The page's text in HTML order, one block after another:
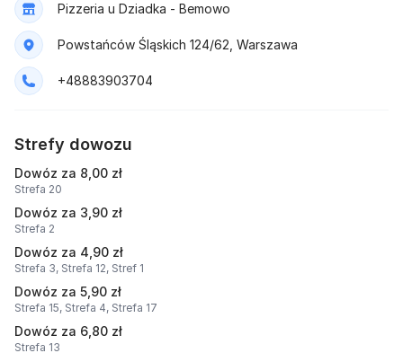
Pizzeria u Dziadka - Bemowo
Powstańców Śląskich 124/62, Warszawa
+48883903704
Strefy dowozu
Dowóz za 8,00 zł
Strefa 20
Dowóz za 3,90 zł
Strefa 2
Dowóz za 4,90 zł
Strefa 3, Strefa 12, Stref 1
Dowóz za 5,90 zł
Strefa 15, Strefa 4, Strefa 17
Dowóz za 6,80 zł
Strefa 13